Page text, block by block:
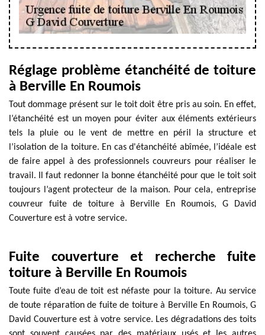
Réglage problème étanchéité de toiture
à Berville En Roumois
Tout dommage présent sur le toit doit être pris au soin. En effet,
l’étanchéité est un moyen pour éviter aux éléments extérieurs
tels la pluie ou le vent de mettre en péril la structure et
l’isolation de la toiture. En cas d'étanchéité abîmée, l’idéale est
de faire appel à des professionnels couvreurs pour réaliser le
travail. Il faut redonner la bonne étanchéité pour que le toit soit
toujours l’agent protecteur de la maison. Pour cela, entreprise
couvreur fuite de toiture à Berville En Roumois, G David
Couverture est à votre service.
Fuite couverture et recherche fuite
toiture à Berville En Roumois
Toute fuite d’eau de toit est néfaste pour la toiture. Au service
de toute réparation de fuite de toiture à Berville En Roumois, G
David Couverture est à votre service. Les dégradations des toits